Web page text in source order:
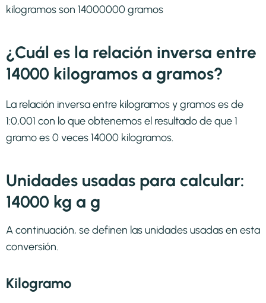
kilogramos son 14000000 gramos
¿Cuál es la relación inversa entre
14000 kilogramos a gramos?
La relación inversa entre kilogramos y gramos es de
1:0,001 con lo que obtenemos el resultado de que 1
gramo es 0 veces 14000 kilogramos.
Unidades usadas para calcular:
14000 kg a g
A continuación, se definen las unidades usadas en esta
conversión.
Kilogramo